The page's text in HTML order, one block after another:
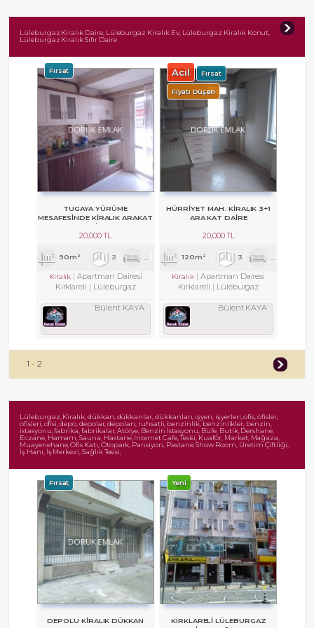
Lüleburgaz Kiralık Daire, Lüleburgaz Kiralık Ev, Lüleburgaz Kiralık Konut,
Lüleburgaz Kiralık Sıfır Daire
Fırsat
TUGAYA YÜRÜME
MESAFESINDE KIRALIK ARAKAT
DAIRE
20,000 TL
90m² 2 2
Kiralık
Apartman Dairesi
Kırklareli
Lüleburgaz
Bülent KAYA
Acil Fırsat
Fiyatı Düşen
HÜRRIYET MAH. KIRALIK 3+1
ARA KAT DAIRE
20,000 TL
120m² 3
Kiralık
Apartman Dairesi
Kırklareli
Lüleburgaz
Bülent KAYA
1 - 2
Lüleburgaz, Kiralık, dükkan, dükkanlar, dükkanları, işyeri, işyerleri, ofis, ofisler,
ofisleri, ofisi, depo, depolar, depoları, ruhsatlı, benzinlik, benzinlikler, benzin,
istasyonu, fabrika, fabrikalar, Atölye, Benzin İstasyonu, Büfe, Butik, Dershane,
Eczane, Hamam, Sauna, Hastane, İnternet Cafe, Tesisi, Kuaför, Market, Mağaza,
Muayenehane, Ofis Katı, Otopark, Pansiyon, Pastane, Show Room, Üretim Çiftliği,
İş Hanı, İş Merkezi, Sağlık Tesisi,
Fırsat
DEPOLU KIRALIK DÜKKAN
Yeni
KIRKLARELİ LÜLEBURGAZ